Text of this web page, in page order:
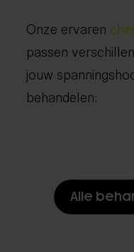
Onze ervaren
passen
jouw
behandelen:
Alle